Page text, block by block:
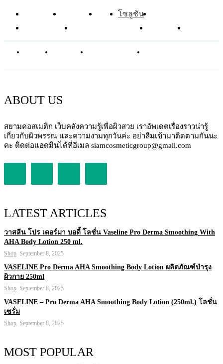
หน้าแรก ข่าวสาร รีวิว โซลูชัน
อาหารเสริม
ศัลยกรรมความงาม บทความ
ABOUT US
สยามคอสเมติก เว็บคลังความรู้เพื่อผิวสวย เราอัพเดตเรื่องราวน่ารู้
เกี่ยวกับผิวพรรณ และความงามทุกวันค่ะ อย่าลืมเข้ามาติดตามกันนะ
คะ ติดต่อแอดมินได้ที่อีเมล siamcosmeticgroup@gmail.com
LATEST ARTICLES
วาสลีน โปร เดอร์มา บอดี้ โลชั่น Vaseline Pro Derma Smoothing With
AHA Body Lotion 250 ml.
Shop September 8, 2025
VASELINE Pro Derma AHA Smoothing Body Lotion ผลิตภัณฑ์บำรุง
ผิวกาย 250ml
Shop September 8, 2025
VASELINE – Pro Derma AHA Smoothing Body Lotion (250ml.) โลชั่น
เซรั่ม
Shop September 8, 2025
MOST POPULAR